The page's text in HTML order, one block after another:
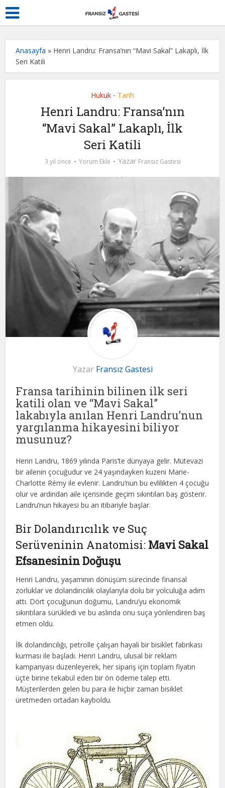
Anasayfa » Henri Landru: Fransa’nın “Mavi Sakal” Lakaplı, İlk
Seri Katili
Hukuk • Tarih
Henri Landru: Fransa’nın
“Mavi Sakal” Lakaplı, İlk
Seri Katili
3 yıl önce Yorum Ekle Yazar Fransız Gastesi
Yazar Fransız Gastesi
Fransa tarihinin bilinen ilk seri
katili olan ve “Mavi Sakal”
lakabıyla anılan Henri Landru’nun
yargılanma hikayesini biliyor
musunuz?
Henri Landru, 1869 yılında Paris’te dünyaya gelir. Mütevazi
bir ailenin çocuğudur ve 24 yaşındayken kuzeni Marie-
Charlotte Rémy ile evlenir. Landru’nun bu evlilikten 4 çocuğu
olur ve ardından aile içerisinde geçim sıkıntıları baş gösterir.
Landru’nun hikayesi bu an itibariyle başlar.
Bir Dolandırıcılık ve Suç
Serüveninin Anatomisi: Mavi Sakal
Efsanesinin Doğuşu
Henri Landru, yaşamının dönüşüm sürecinde finansal
zorluklar ve dolandırıcılık olaylarıyla dolu bir yolculuğa adım
attı. Dört çocuğunun doğumu, Landru’yu ekonomik
sıkıntılara sürükledi ve bu aslında onu suça yönlendiren baş
etmen oldu.
İlk dolandırıcılığı, petrolle çalışan hayali bir bisiklet fabrikası
kurması ile başladı. Henri Landru, ulusal bir reklam
kampanyası düzenleyerek, her sipariş için toplam fiyatın
üçte birine tekabül eden bir ön ödeme talep etti.
Müşterilerden gelen bu para ile hiçbir zaman bisiklet
üretmeden ortadan kayboldu.